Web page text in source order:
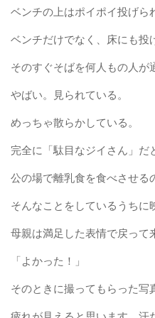
ベンチの上はポイポイ投げら
ベンチだけでなく、床にも投
そのすぐそばを何人もの人が
やばい。見られている。
めっちゃ散らかしている。
完全に「駄目なジイさん」だ
公の場で離乳食を食べさせる
そんなことをしているうちに
母親は満足した表情で戻って
「よかった！」
そのときに撮ってもらった写